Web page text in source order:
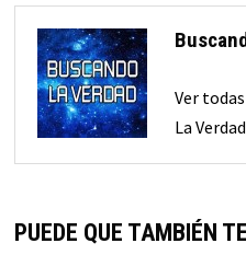
Ver
La
PUEDE QUE TAMBIÉN